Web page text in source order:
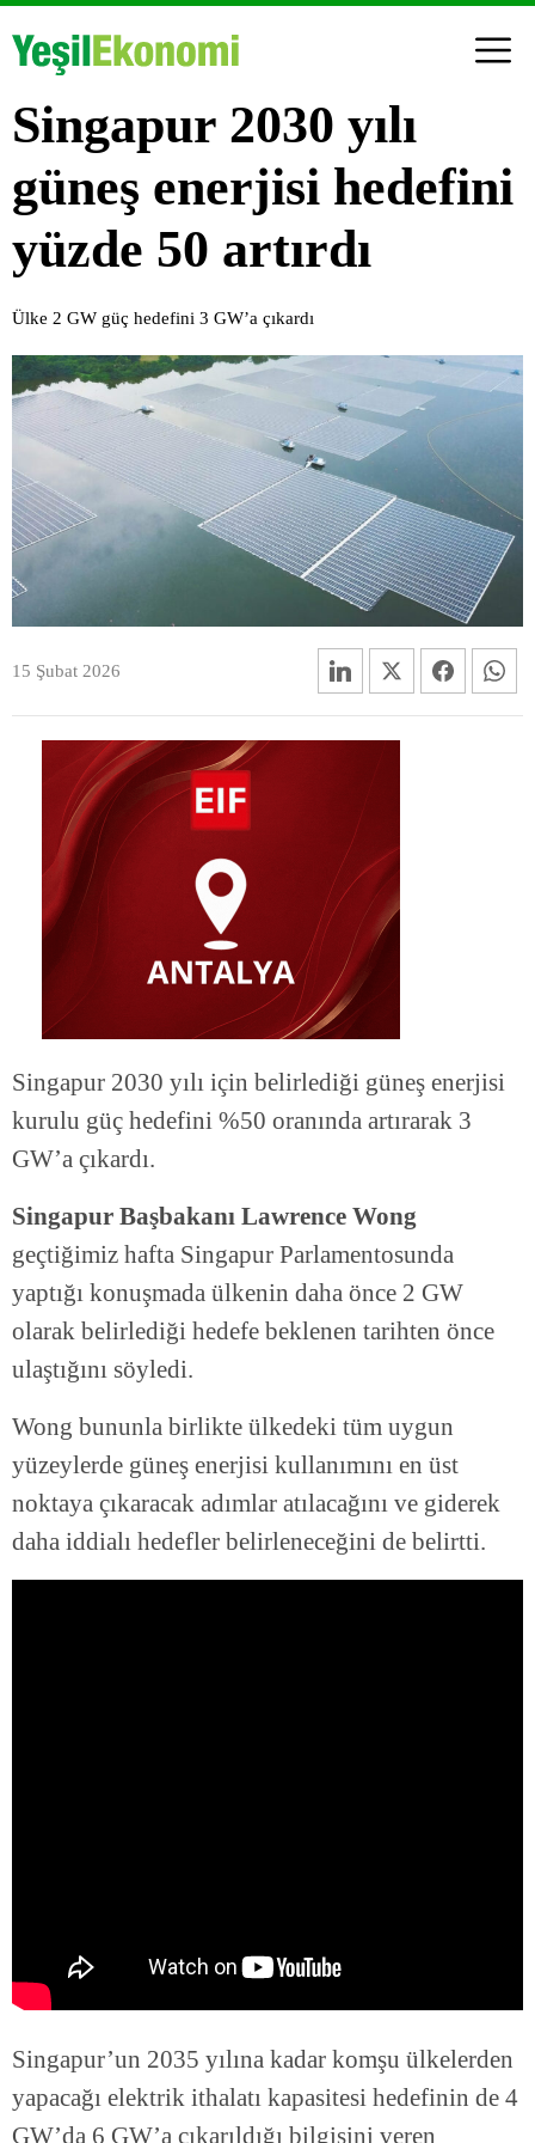
Singapur 2030 yılı
güneş enerjisi hedefini
yüzde 50 artırdı
Ülke 2 GW güç hedefini 3 GW’a çıkardı
15 Şubat 2026
Singapur 2030 yılı için belirlediği güneş enerjisi
kurulu güç hedefini %50 oranında artırarak 3
GW’a çıkardı.
Singapur Başbakanı Lawrence Wong
geçtiğimiz hafta Singapur Parlamentosunda
yaptığı konuşmada ülkenin daha önce 2 GW
olarak belirlediği hedefe beklenen tarihten önce
ulaştığını söyledi.
Wong bununla birlikte ülkedeki tüm uygun
yüzeylerde güneş enerjisi kullanımını en üst
noktaya çıkaracak adımlar atılacağını ve giderek
daha iddialı hedefler belirleneceğini de belirtti.
Singapur’un 2035 yılına kadar komşu ülkelerden
yapacağı elektrik ithalatı kapasitesi hedefinin de 4
GW’da 6 GW’a çıkarıldığı bilgisini veren